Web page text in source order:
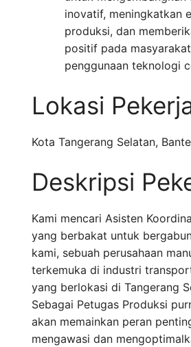
inovatif, meningkatkan
produksi, dan
positif pada
penggunaan teknologi
Lokasi
Kota Tangerang Selatan,
Deskripsi
Kami mencari Asisten
yang berbakat untuk
kami, sebuah perusahaan
terkemuka di industri
yang berlokasi di Tangerang
Sebagai Petugas Produksi
akan memainkan peran
mengawasi dan